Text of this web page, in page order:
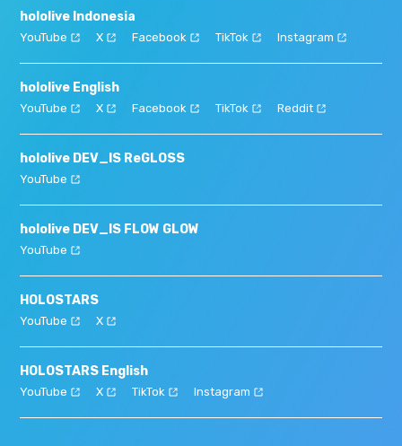
hololive Indonesia
YouTube X Facebook TikTok Instagram
hololive English
YouTube X Facebook TikTok Reddit
hololive DEV_IS ReGLOSS
YouTube
hololive DEV_IS FLOW GLOW
YouTube
HOLOSTARS
YouTube X
HOLOSTARS English
YouTube X TikTok Instagram